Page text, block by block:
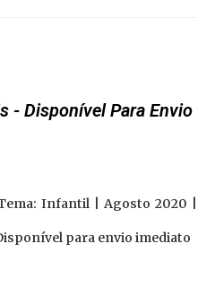
- Disponível Para Envio
Infantil | Agosto 2020 |
para envio imediato